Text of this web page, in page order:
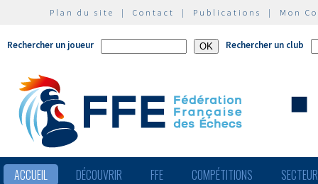
Plan du site | Contact | Publications | Mon
Rechercher un joueur Rechercher un club
ACCUEIL DÉCOUVRIR FFE COMPÉTITIONS